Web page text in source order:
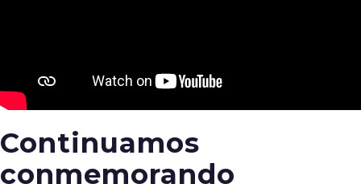
Continuamos
conmemorando